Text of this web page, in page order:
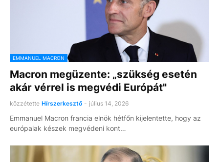
EMMANUEL MACRON
Macron megüzente: „szükség esetén
akár vérrel is megvédi Európát"
közzétette Hírszerkesztő - július 14, 2026
Emmanuel Macron francia elnök hétfőn kijelentette, hogy az
európaiak készek megvédeni kont…